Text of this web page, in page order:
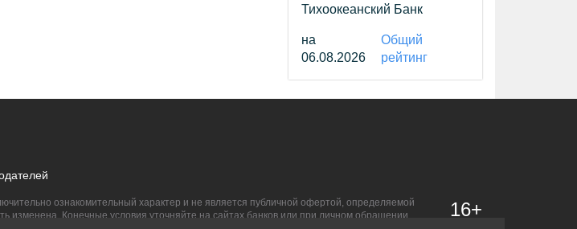
Тихоокеанский Банк
на
06.08.2026
Общий
рейтинг
ознакомительный характер и не является публичной офертой, определяемой
Конечные условия уточняйте на сайтах банков или при личном обращении.
16+